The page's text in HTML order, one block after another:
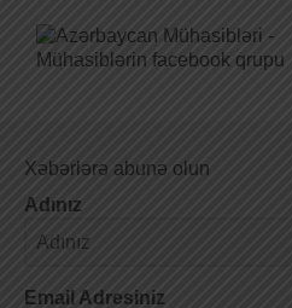
Xəbərlərə abunə olun
Adınız
Email Adresiniz